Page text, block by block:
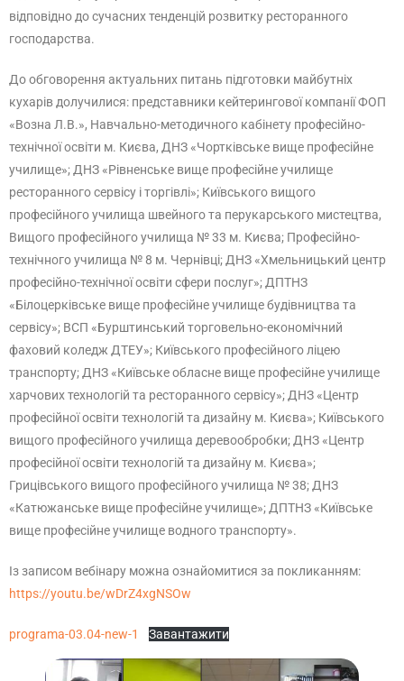
відповідно до сучасних тенденцій розвитку ресторанного
господарства.
До обговорення актуальних питань підготовки майбутніх
кухарів долучилися: представники кейтерингової компанії ФОП
«Возна Л.В.», Навчально-методичного кабінету професійно-
технічної освіти м. Києва, ДНЗ «Чортківське вище професійне
училище»; ДНЗ «Рівненське вище професійне училище
ресторанного сервісу і торгівлі»; Київського вищого
професійного училища швейного та перукарського мистецтва,
Вищого професійного училища № 33 м. Києва; Професійно-
технічного училища № 8 м. Чернівці; ДНЗ «Хмельницький центр
професійно-технічної освіти сфери послуг»; ДПТНЗ
«Білоцерківське вище професійне училище будівництва та
сервісу»; ВСП «Бурштинський торговельно-економічний
фаховий коледж ДТЕУ»; Київського професійного ліцею
транспорту; ДНЗ «Київське обласне вище професійне училище
харчових технологій та ресторанного сервісу»; ДНЗ «Центр
професійної освіти технологій та дизайну м. Києва»; Київського
вищого професійного училища деревообробки; ДНЗ «Центр
професійної освіти технологій та дизайну м. Києва»;
Грицівського вищого професійного училища № 38; ДНЗ
«Катюжанське вище професійне училище»; ДПТНЗ «Київське
вище професійне училище водного транспорту».
Із записом вебінару можна ознайомитися за покликанням:
https://youtu.be/wDrZ4xgNSOw
programa-03.04-new-1 Завантажити